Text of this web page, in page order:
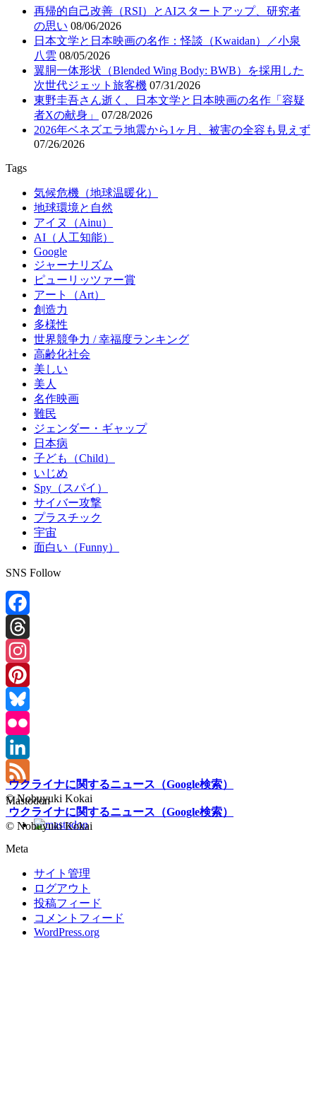
再帰的自己改善（RSI）とAIスタートアップ、研究者
の思い 08/06/2026
日本文学と日本映画の名作：怪談（Kwaidan）／小泉
八雲 08/05/2026
翼胴一体形状（Blended Wing Body: BWB）を採用した
次世代ジェット旅客機 07/31/2026
東野圭吾さん逝く、日本文学と日本映画の名作「容疑
者Xの献身」
07/28/2026
2026年ベネズエラ地震から1ヶ月、被害の全容も見えず
07/26/2026
Tags
気候危機（地球温暖化）
地球環境と自然
アイヌ（Ainu）
AI（人工知能）
Google
ジャーナリズム
ピューリッツァー賞
アート（Art）
創造力
多様性
世界競争力 / 幸福度ランキング
高齢化社会
美しい
美人
名作映画
難民
ジェンダー・ギャップ
日本病
子ども（Child）
いじめ
Spy（スパイ）
サイバー攻撃
プラスチック
宇宙
面白い（Funny）
SNS Follow
Facebook
Threads
Instagram
Pinterest
Bluesky
Flickr
LinkedIn
Feed
Mastodon
Meta
サイト管理
ログアウト
投稿フィード
コメントフィード
WordPress.org
ウクライナに関するニュース（Google検索）
© Nobuyuki Kokai
ウクライナに関するニュース（Google検索）
© Nobuyuki Kokai